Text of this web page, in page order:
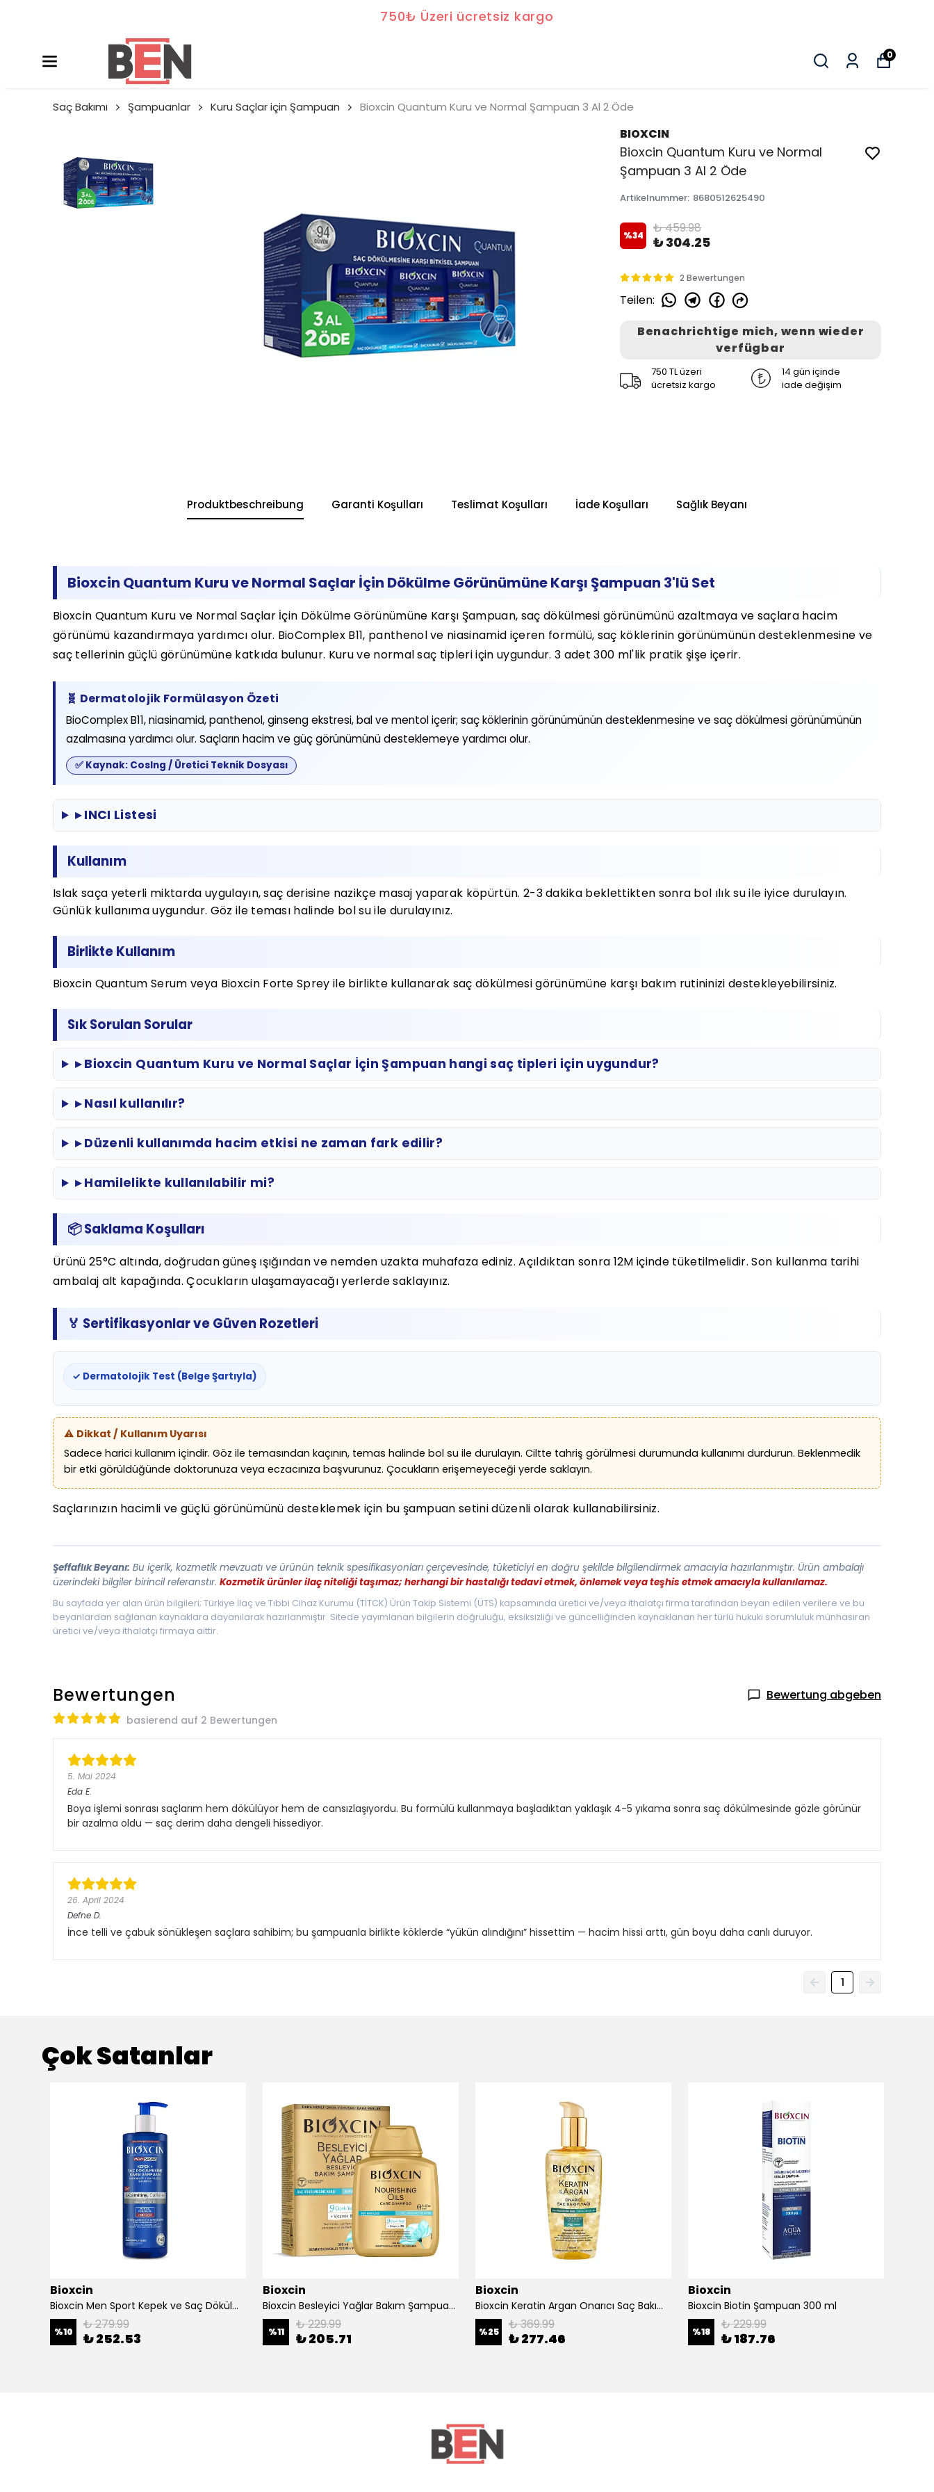
750₺ Üzeri ücretsiz kargo
0
Saç Bakımı Şampuanlar Kuru Saçlar için Şampuan Bioxcin Quantum Kuru ve Normal Şampuan 3 Al 2 Öde
BIOXCIN
Bioxcin Quantum Kuru ve Normal
Şampuan 3 Al 2 Öde
Artikelnummer: 8680512625490
%34 ₺ 459.98
₺ 304.25
2 Bewertungen
Teilen:
Benachrichtige mich, wenn wieder
verfügbar
750 TL üzeri
ücretsiz kargo
14 gün içinde
iade değişim
Produktbeschreibung Garanti Koşulları Teslimat Koşulları İade Koşulları Sağlık Beyanı
Bioxcin Quantum Kuru ve Normal Saçlar İçin Dökülme Görünümüne Karşı Şampuan 3'lü Set
Bioxcin Quantum Kuru ve Normal Saçlar İçin Dökülme Görünümüne Karşı Şampuan, saç dökülmesi görünümünü azaltmaya ve saçlara hacim
görünümü kazandırmaya yardımcı olur. BioComplex B11, panthenol ve niasinamid içeren formülü, saç köklerinin görünümünün desteklenmesine ve
saç tellerinin güçlü görünümüne katkıda bulunur. Kuru ve normal saç tipleri için uygundur. 3 adet 300 ml'lik pratik şişe içerir.
🧬 Dermatolojik Formülasyon Özeti
BioComplex B11, niasinamid, panthenol, ginseng ekstresi, bal ve mentol içerir; saç köklerinin görünümünün desteklenmesine ve saç dökülmesi görünümünün
azalmasına yardımcı olur. Saçların hacim ve güç görünümünü desteklemeye yardımcı olur.
✅ Kaynak: CosIng / Üretici Teknik Dosyası
▸ INCI Listesi
Kullanım
Islak saça yeterli miktarda uygulayın, saç derisine nazikçe masaj yaparak köpürtün. 2-3 dakika beklettikten sonra bol ılık su ile iyice durulayın.
Günlük kullanıma uygundur. Göz ile teması halinde bol su ile durulayınız.
Birlikte Kullanım
Bioxcin Quantum Serum veya Bioxcin Forte Sprey ile birlikte kullanarak saç dökülmesi görünümüne karşı bakım rutininizi destekleyebilirsiniz.
Sık Sorulan Sorular
▸ Bioxcin Quantum Kuru ve Normal Saçlar İçin Şampuan hangi saç tipleri için uygundur?
▸ Nasıl kullanılır?
▸ Düzenli kullanımda hacim etkisi ne zaman fark edilir?
▸ Hamilelikte kullanılabilir mi?
📦 Saklama Koşulları
Ürünü 25°C altında, doğrudan güneş ışığından ve nemden uzakta muhafaza ediniz. Açıldıktan sonra 12M içinde tüketilmelidir. Son kullanma tarihi
ambalaj alt kapağında. Çocukların ulaşamayacağı yerlerde saklayınız.
🏅 Sertifikasyonlar ve Güven Rozetleri
✓ Dermatolojik Test (Belge Şartıyla)
⚠️ Dikkat / Kullanım Uyarısı
Sadece harici kullanım içindir. Göz ile temasından kaçının, temas halinde bol su ile durulayın. Ciltte tahriş görülmesi durumunda kullanımı durdurun. Beklenmedik
bir etki görüldüğünde doktorunuza veya eczacınıza başvurunuz. Çocukların erişemeyeceği yerde saklayın.
Saçlarınızın hacimli ve güçlü görünümünü desteklemek için bu şampuan setini düzenli olarak kullanabilirsiniz.
Şeffaflık Beyanı: Bu içerik, kozmetik mevzuatı ve ürünün teknik spesifikasyonları çerçevesinde, tüketiciyi en doğru şekilde bilgilendirmek amacıyla hazırlanmıştır. Ürün ambalajı
üzerindeki bilgiler birincil referanstır. Kozmetik ürünler ilaç niteliği taşımaz; herhangi bir hastalığı tedavi etmek, önlemek veya teşhis etmek amacıyla kullanılamaz.
Bu sayfada yer alan ürün bilgileri; Türkiye İlaç ve Tıbbi Cihaz Kurumu (TİTCK) Ürün Takip Sistemi (ÜTS) kapsamında üretici ve/veya ithalatçı firma tarafından beyan edilen verilere ve bu
beyanlardan sağlanan kaynaklara dayanılarak hazırlanmıştır. Sitede yayımlanan bilgilerin doğruluğu, eksiksizliği ve güncelliğinden kaynaklanan her türlü hukuki sorumluluk münhasıran
üretici ve/veya ithalatçı firmaya aittir.
Bewertungen Bewertung abgeben
basierend auf 2 Bewertungen
5. Mai 2024
Eda E.
Boya işlemi sonrası saçlarım hem dökülüyor hem de cansızlaşıyordu. Bu formülü kullanmaya başladıktan yaklaşık 4-5 yıkama sonra saç dökülmesinde gözle görünür
bir azalma oldu — saç derim daha dengeli hissediyor.
26. April 2024
Defne D.
İnce telli ve çabuk sönükleşen saçlara sahibim; bu şampuanla birlikte köklerde “yükün alındığını” hissettim — hacim hissi arttı, gün boyu daha canlı duruyor.
1
Çok Satanlar
Bioxcin
Bioxcin Men Sport Kepek ve Saç Dökülmesine Karşı Şampuan 500 ml
%10 ₺ 279.99
₺ 252.53
Bioxcin
Bioxcin Besleyici Yağlar Bakım Şampuanı 300 ml
%11 ₺ 229.99
₺ 205.71
Bioxcin
Bioxcin Keratin Argan Onarıcı Saç Bakım Yağı 150 ml
%25 ₺ 369.99
₺ 277.46
Bioxcin
Bioxcin Biotin Şampuan 300 ml
%18 ₺ 229.99
₺ 187.76